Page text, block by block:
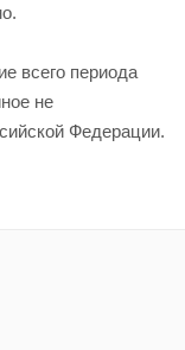
всего периода
не
Федерации.